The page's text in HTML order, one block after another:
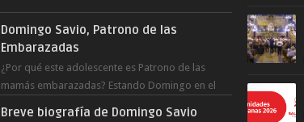
Madre. Ayuda hoy a la juventud para ...
Domingo Savio, Patrono de las
Embarazadas
¿Por qué este adolescente es Patrono de las
mamás embarazadas? Estando Domingo en el
Oratorio en Turín, un día le pide a Don Bosco...
Breve biografía de Domingo Savio